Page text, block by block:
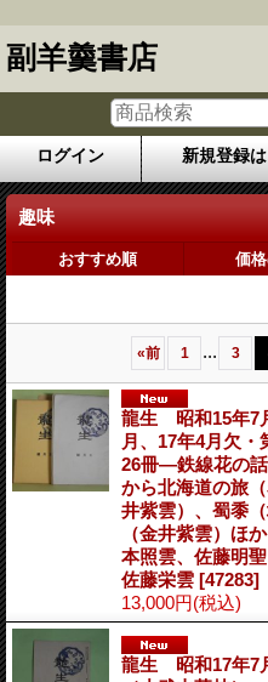
副羊羹書店
ログイン 新規登録
趣味
おすすめ順 価
«前 1 ... 3
龍生 昭和15年7
月、17年4月欠
26冊―鉄線花の
から北海道の旅
井紫雲）、蜀黍
（金井紫雲）ほ
本照雲、佐藤明
佐藤栄雲 [47283]
13,000円(税込)
龍生 昭和17年7